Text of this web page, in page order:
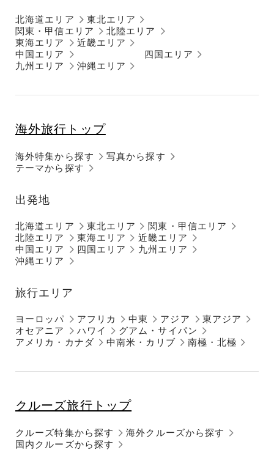
北海道エリア
東北エリア
関東・甲信エリア
北陸エリア
東海エリア
近畿エリア
中国エリア
四国エリア
九州エリア
沖縄エリア
海外旅行トップ
海外特集から探す
テーマから探す
写真から探す
出発地
北海道エリア 東北エリア
関東・甲信エリア
北陸エリア
東海エリア
近畿エリア
中国エリア
四国エリア
九州エリア
沖縄エリア
旅行エリア
ヨーロッパ アフリカ 中東 アジア
東アジア
オセアニア
ハワイ
グアム・サイパン
アメリカ・カナダ
中南米・カリブ 南極・北極
クルーズ旅行トップ
クルーズ特集から探す
国内クルーズから探す
海外クルーズから探す